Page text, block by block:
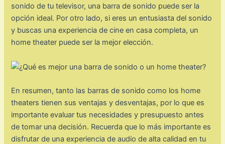
sonido de tu televisor, una barra de sonido puede ser la
opción ideal. Por otro lado, si eres un entusiasta del sonido
y buscas una experiencia de cine en casa completa, un
home theater puede ser la mejor elección.
En resumen, tanto las barras de sonido como los home
theaters tienen sus ventajas y desventajas, por lo que es
importante evaluar tus necesidades y presupuesto antes
de tomar una decisión. Recuerda que lo más importante es
disfrutar de una experiencia de audio de alta calidad en tu